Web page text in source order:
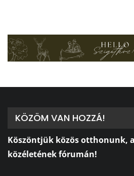
KÖZÖM VAN HOZZÁ!
Köszöntjük közös otthonunk,
közéletének fórumán!